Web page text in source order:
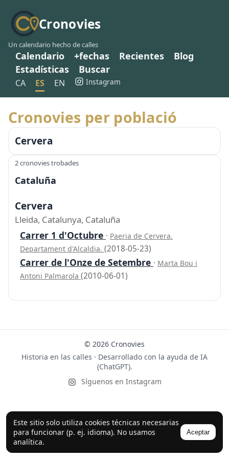
Cronovies
Un calendario hecho de calles
Calendario +fechas Recientes
Blog
Estadísticas
Buscar
CA ES EN Instagram
Este sitio solo utiliza cookies técnicas necesarias
para funcionar (p. ej. idioma). No usamos
analítica.
Aceptar
Cronovies per població
Cervera
2 cronovies trobades
Cataluña
Cervera
Lleida, Catalunya, Cataluña
Carrer 1 d'Octubre · Paeria de Cervera.
Departament d'Alcaldia. (2018-05-23)
Carrer de l'Onze de Setembre · Marta Bou i
Antoni Palmarola (2010-06-01)
© 2026 Cronovies
Historia en las calles · Desarrollado con la ayuda de IA
(ChatGPT).
Síguenos en Instagram